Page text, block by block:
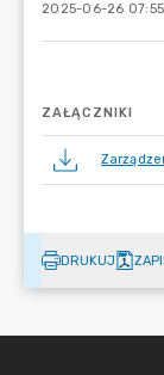
2025-06-26 07:55
ZAŁĄCZNIKI
DRUKUJ